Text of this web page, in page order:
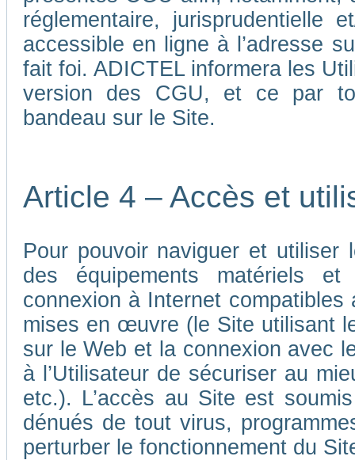
réglementaire, jurisprudentielle
accessible en ligne à l’adresse
fait foi. ADICTEL informera les
version des CGU, et ce par
bandeau sur le Site.
Article 4 – Accès et
Pour pouvoir naviguer et utiliser
des équipements matériels
connexion à Internet
mises en œuvre (le Site utilisant
sur le Web et la connexion avec
à l’Utilisateur de sécuriser au
etc.). L’accès au Site est
dénués de tout virus,
perturber le fonctionnement du